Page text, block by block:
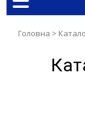
Головна >